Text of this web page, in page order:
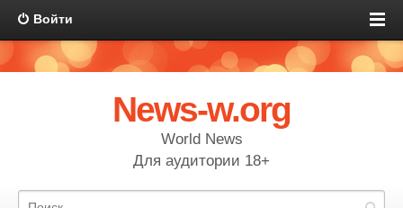
Войти
News-w.org
World News
Для аудитории 18+